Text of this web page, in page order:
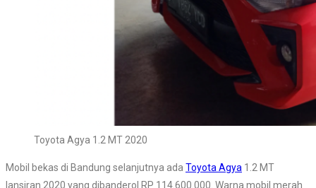
Toyota Agya 1.2 MT 2020
Mobil bekas di Bandung selanjutnya ada Toyota Agya 1.2 MT
lansiran 2020 yang dibanderol RP 114.600.000. Warna mobil merah